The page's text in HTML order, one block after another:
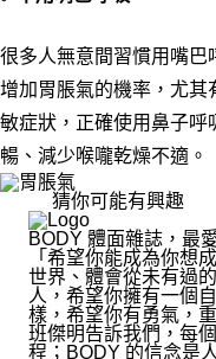
很多人無意間習慣用嘴巴
增加胃脹氣的機率，尤其
敏症狀，正確使用鼻子呼
暢、減少喉嚨乾燥不適。
猜你可能有興趣
BODY 體面雜誌，最
「希望你能成為你想
世界、體會從未有過
人，希望你擁有一個
樣，希望你有勇氣，重
班傑明告訴我們，每
程；BODY 的信念是